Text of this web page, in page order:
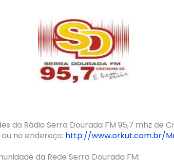
da Rádio Serra Dourada FM 95,7 mhz de
no endereço: http://www.orkut.com.br/
da Rede Serra Dourada FM: